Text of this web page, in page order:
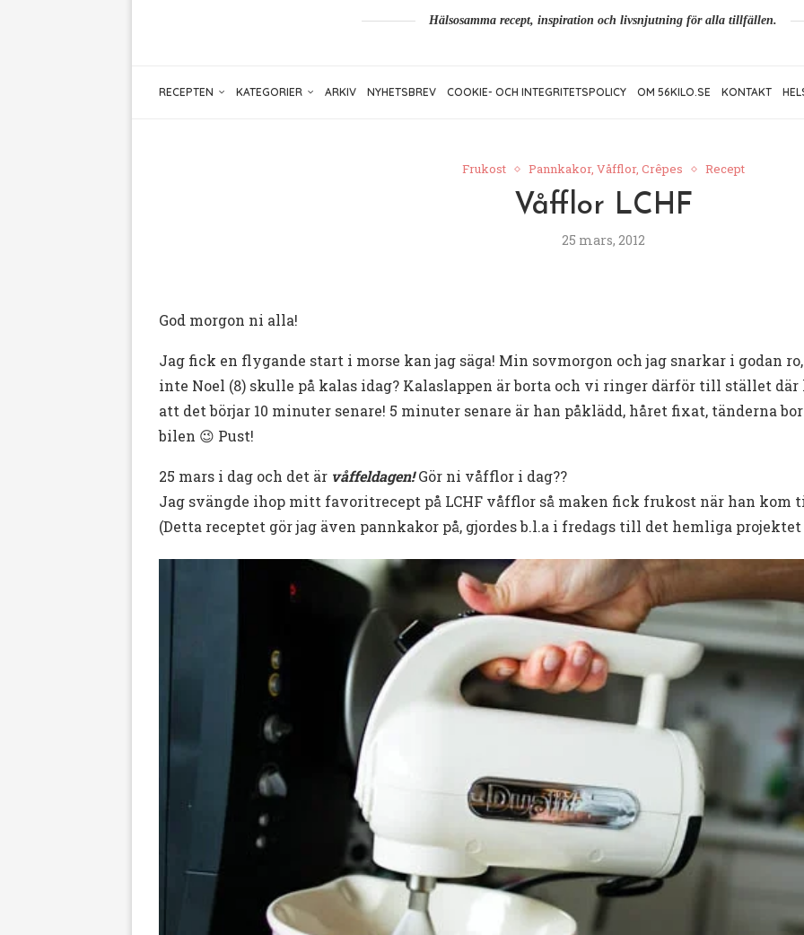
Hälsosamma recept, inspiration och livsnjutning för alla tillfällen.
RECEPTEN KATEGORIER ARKIV NYHETSBREV COOKIE- OCH INTEGRITETSPOLICY OM 56KILO.SE KONTAKT
Frukost Pannkakor, Våfflor, Crêpes Recept
Våfflor LCHF
25 mars, 2012
God morgon ni alla!
Jag fick en flygande start i morse kan jag säga! Min sovmorgon och jag snarkar i godan
inte Noel (8) skulle på kalas idag? Kalaslappen är borta och vi ringer därför till stället
att det börjar 10 minuter senare! 5 minuter senare är han påklädd, håret fixat, tänderna
bilen 😉 Pust!
25 mars i dag och det är våffeldagen!Gör ni våfflor i dag??
Jag svängde ihop mitt favoritrecept på LCHF våfflor så maken fick frukost när han kom
(Detta receptet gör jag även pannkakor på, gjordes b.l.a i fredags till det hemliga projektet